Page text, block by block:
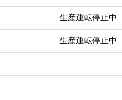
生産運転停止中
生産運転停止中